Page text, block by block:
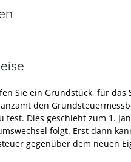
Sie ein Grundstück, für
den
fest. Dies geschieht zum 1.
folgt. Erst dann
gegenüber dem neuen